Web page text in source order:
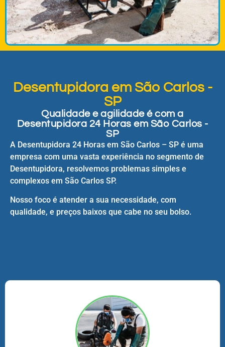
Desentupidora em São Carlos -
SP
Qualidade e agilidade é com a
Desentupidora 24 Horas em São Carlos -
SP
A Desentupidora 24 Horas em São Carlos – SP é uma
empresa com uma vasta experiência no segmento de
Desentupidora, resolvemos problemas simples e
complexos em São Carlos SP.
Nosso foco é atender a sua necessidade, com
qualidade, e preços baixos que cabe no seu bolso.